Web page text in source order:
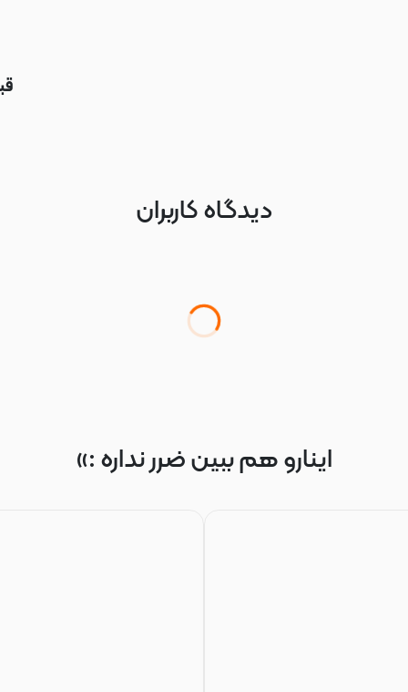
دیدگاه کاربران
اینارو هم ببین ضرر نداره :»